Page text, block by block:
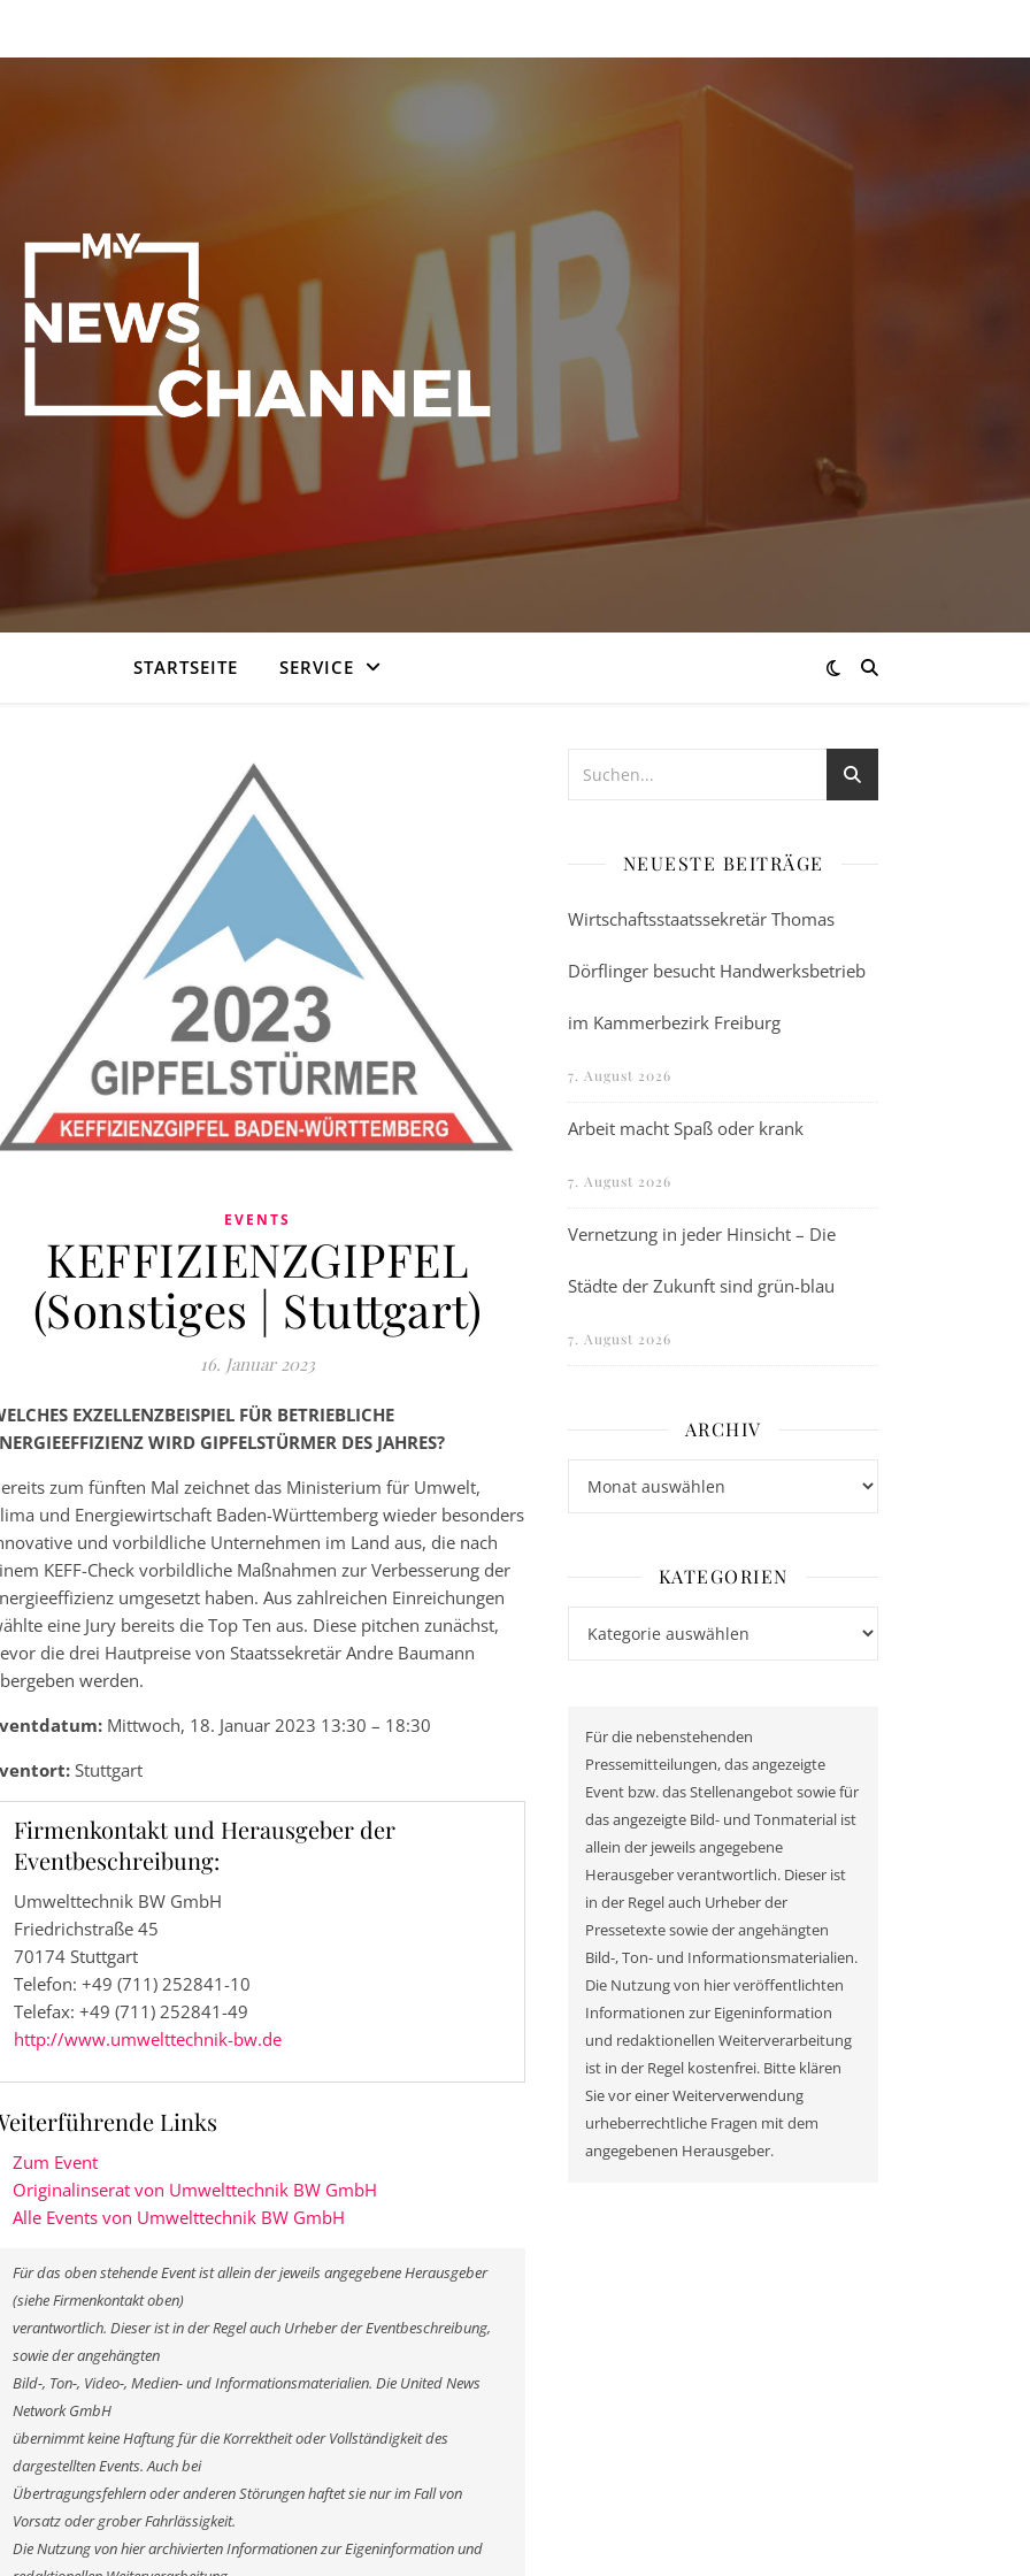
STARTSEITE SERVICE
EVENTS
KEFFIZIENZGIPFEL
(Sonstiges | Stuttgart)
16. Januar 2023
EXZELLENZBEISPIEL FÜR BETRIEBLICHE
WIRD GIPFELSTÜRMER DES JAHRES?
zum fünften Mal zeichnet das Ministerium für Umwelt,
und Energiewirtschaft Baden-Württemberg wieder besonders
und vorbildliche Unternehmen im Land aus, die nach
KEFF-Check vorbildliche Maßnahmen zur Verbesserung der
umgesetzt haben. Aus zahlreichen Einreichungen
eine Jury bereits die Top Ten aus. Diese pitchen zunächst,
die drei Hautpreise von Staatssekretär Andre Baumann
werden.
Mittwoch, 18. Januar 2023 13:30 – 18:30
Stuttgart
Firmenkontakt und Herausgeber der
Eventbeschreibung:
Umwelttechnik BW GmbH
Friedrichstraße 45
70174 Stuttgart
Telefon: +49 (711) 252841-10
Telefax: +49 (711) 252841-49
http://www.umwelttechnik-bw.de
Links
Zum Event
Originalinserat von Umwelttechnik BW GmbH
Alle Events von Umwelttechnik BW GmbH
Für das oben stehende Event ist allein der jeweils angegebene Herausgeber
(siehe Firmenkontakt oben)
verantwortlich. Dieser ist in der Regel auch Urheber der Eventbeschreibung,
sowie der angehängten
Bild-, Ton-, Video-, Medien- und Informationsmaterialien. Die United News
Network GmbH
übernimmt keine Haftung für die Korrektheit oder Vollständigkeit des
dargestellten Events. Auch bei
Übertragungsfehlern oder anderen Störungen haftet sie nur im Fall von
Vorsatz oder grober Fahrlässigkeit.
Die Nutzung von hier archivierten Informationen zur Eigeninformation und
NEUESTE BEITRÄGE
Wirtschaftsstaatssekretär Thomas
Dörflinger besucht Handwerksbetrieb
im Kammerbezirk Freiburg
7. August 2026
Arbeit macht Spaß oder krank
7. August 2026
Vernetzung in jeder Hinsicht – Die
Städte der Zukunft sind grün-blau
7. August 2026
ARCHIV
KATEGORIEN
Für die nebenstehenden
Pressemitteilungen, das angezeigte
Event bzw. das Stellenangebot sowie für
das angezeigte Bild- und Tonmaterial ist
allein der jeweils angegebene
Herausgeber verantwortlich. Dieser ist
in der Regel auch Urheber der
Pressetexte sowie der angehängten
Bild-, Ton- und Informationsmaterialien.
Die Nutzung von hier veröffentlichten
Informationen zur Eigeninformation
und redaktionellen Weiterverarbeitung
ist in der Regel kostenfrei. Bitte klären
Sie vor einer Weiterverwendung
urheberrechtliche Fragen mit dem
angegebenen Herausgeber.